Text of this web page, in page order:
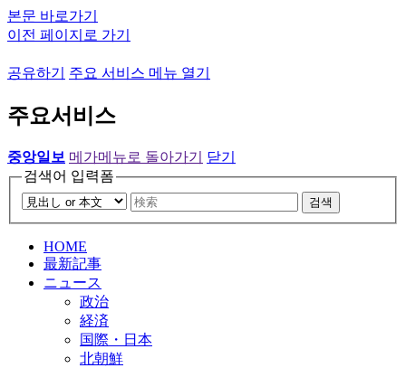
본문 바로가기
이전 페이지로 가기
공유하기 주요 서비스 메뉴 열기
주요서비스
중앙일보 메가메뉴로 돌아가기
닫기
검색어 입력폼
검색
HOME
最新記事
ニュース
政治
経済
国際・日本
北朝鮮